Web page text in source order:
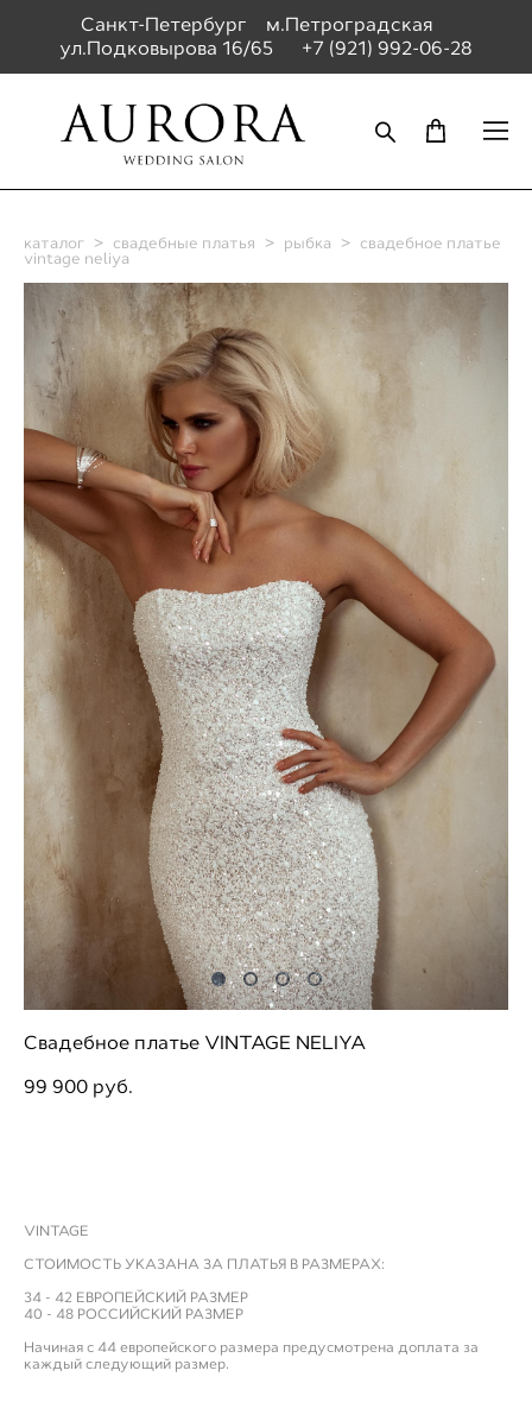
Санкт-Петербург м.Петроградская
ул.Подковырова 16/65 +7 (921) 992-06-28
каталог > свадебные платья > рыбка > свадебное платье
vintage neliya
Свадебное платье VINTAGE NELIYA
99 900 pуб.
VINTAGE
СТОИМОСТЬ УКАЗАНА ЗА ПЛАТЬЯ В РАЗМЕРАХ:
34 - 42 ЕВРОПЕЙСКИЙ РАЗМЕР
40 - 48 РОССИЙСКИЙ РАЗМЕР
Начиная с 44 европейского размера предусмотрена доплата за
каждый следующий размер.